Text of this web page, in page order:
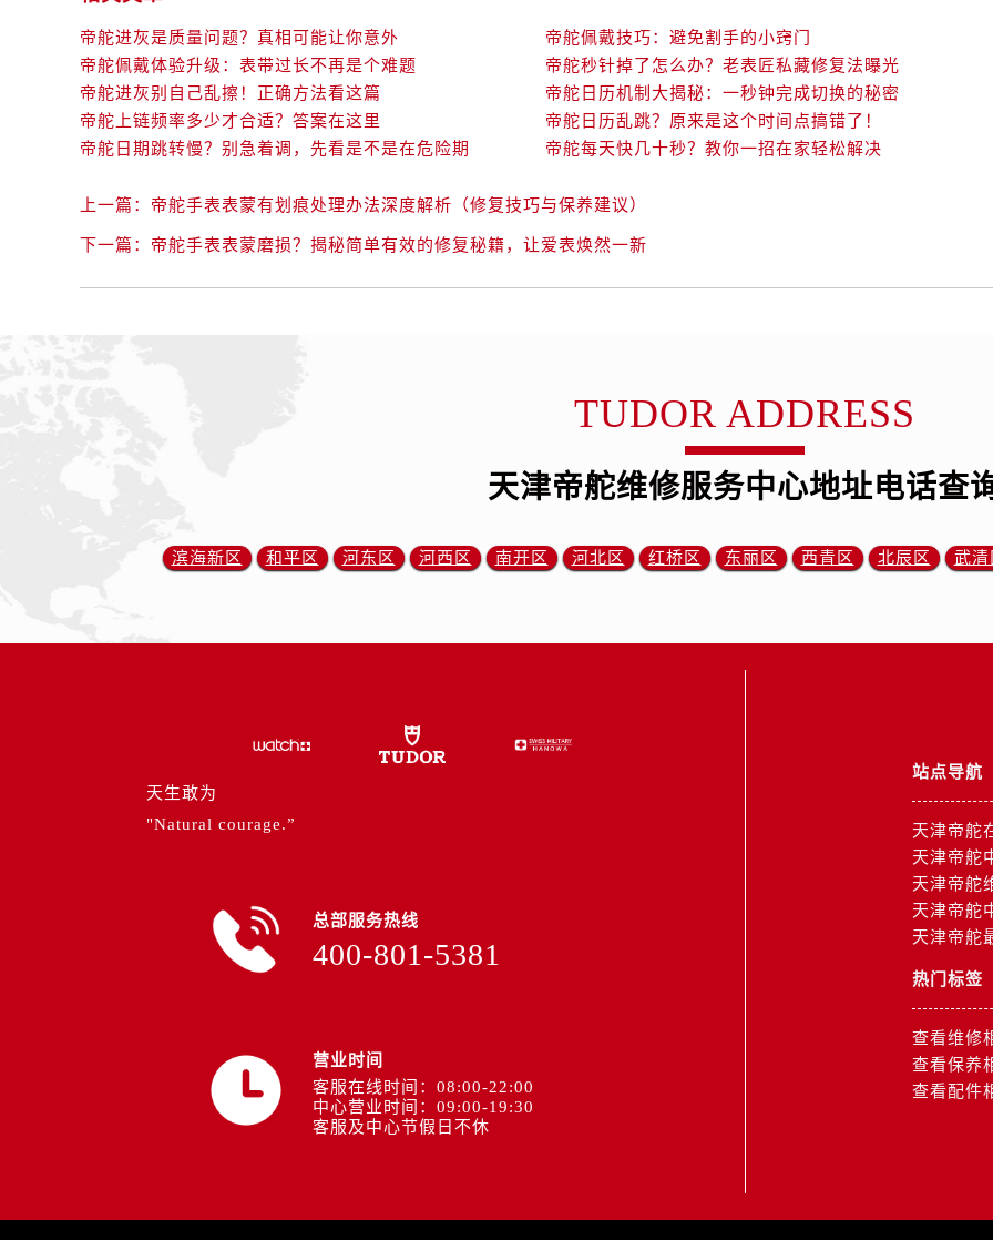
内蒙古自治区赤峰市红山区哈达街帝舵售后服务中心（需提前预约）
内蒙古自治区鄂尔多斯市东胜区伊金霍洛街帝舵售后服务中心（需提前预约）
内蒙古自治区呼伦贝尔市海拉尔区中央街帝舵售后服务中心（需提前预约）
内蒙古自治区通辽市科尔沁区明仁大街帝舵售后服务中心（需提前预约）
内蒙古自治区乌海市海勃湾区人民南路帝舵售后服务中心（需提前预约）
内蒙古自治区兴安盟市乌兰浩特市兴安大街帝舵售后服务中心（需提前预约）
山西省大同市平城区迎宾街帝舵售后服务中心（需提前预约）
山西省吕梁市离石区永宁中路与建设街交叉口帝舵售后服务中心（需提前预约）
山西省忻州市忻府区和平东街与七一南路交叉口帝舵售后服务中心（需提前预约）
山西省阳泉市郊区平阳东街与新城大道交叉口帝舵售后服务中心（需提前预约）
山西省长治市潞州区英雄中路帝舵售后服务中心（需提前预约）
安徽省池州市贵池区长江路帝舵售后服务中心（需提前预约）
安徽省滁州市琅琊区南谯北路帝舵售后服务中心（需提前预约）
安徽省黄山市屯溪区黄山西路帝舵售后服务中心（需提前预约）
安徽省六安市金安区解放中路帝舵售后服务中心（需提前预约）
安徽省马鞍山市雨山区湖南西路帝舵售后服务中心（需提前预约）
安徽省芜湖市镜湖区中山路步行街帝舵售后服务中心（需提前预约）
安徽省宣城市宣州区叠嶂西路帝舵售后服务中心（需提前预约）
福建省龙岩市新罗区九一南路帝舵售后服务中心（需提前预约）
福建省莆田市城厢区霞林街道荔华东大道帝舵售后服务中心（需提前预约）
帝舵进灰是质量问题？真相可能让你意外
帝舵佩戴技巧：避免割手的小窍门
帝舵佩戴体验升级：表带过长不再是个难题
帝舵秒针掉了怎么办？老表匠私藏修复法曝光
帝舵进灰别自己乱擦！正确方法看这篇
帝舵日历机制大揭秘：一秒钟完成切换的秘密
帝舵上链频率多少才合适？答案在这里
帝舵日历乱跳？原来是这个时间点搞错了！
帝舵日期跳转慢？别急着调，先看是不是在危险期
帝舵每天快几十秒？教你一招在家轻松解决
上一篇： 帝舵手表表蒙有划痕处理办法深度解析（修复技巧与保养建议）
下一篇： 帝舵手表表蒙磨损？揭秘简单有效的修复秘籍，让爱表焕然一新
TUDOR ADDRESS
天津帝舵维修服务中心地址电话查
滨海新区 和平区 河东区 河西区 南开区 河北区 红桥区 东丽区 西青区 北辰区 武清
天生敢为
"Natural courage.”
总部服务热线
400-801-5381
营业时间
客服在线时间：08:00-22:00
中心营业时间：09:00-19:30
客服及中心节假日不休
站点导航
天津帝舵
天津帝舵
天津帝舵
天津帝舵
天津帝舵
热门标签
查看维修
查看保养
查看配件